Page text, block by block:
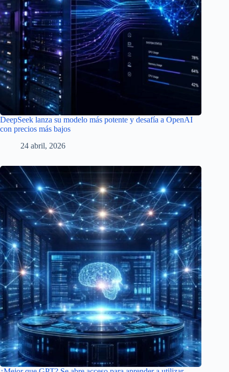
DeepSeek lanza su modelo más potente y desafía a OpenAI
con precios más bajos
24 abril, 2026